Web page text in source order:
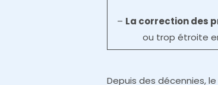
– La correction des
ou trop étroite
Depuis des décennies,